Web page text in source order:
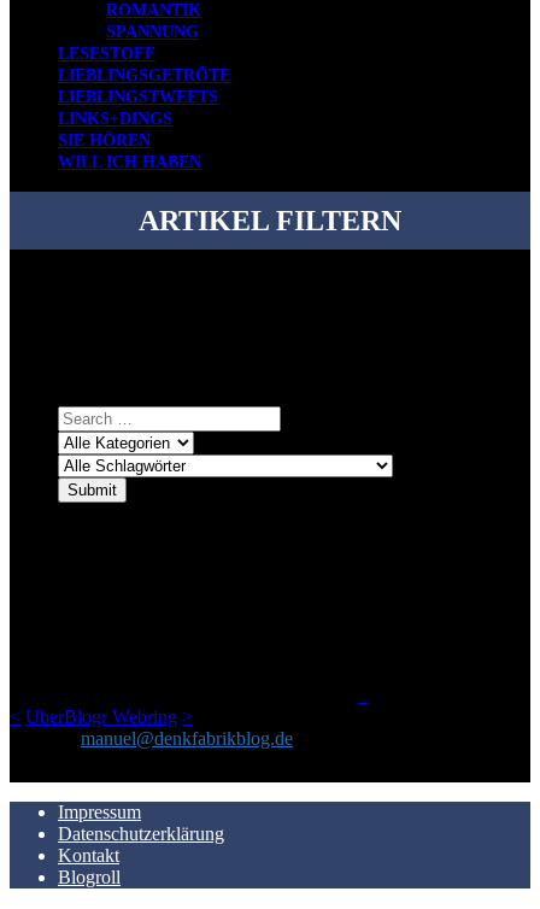
ROMANTIK
SPANNUNG
LESESTOFF
LIEBLINGSGETRÖTE
LIEBLINGSTWEETS
LINKS+DINGS
SIE HÖREN
WILL ICH HABEN
ARTIKEL FILTERN
< UberBlogr Webring >
manuel@denkfabrikblog.de
Impressum
Datenschutzerklärung
Kontakt
Blogroll